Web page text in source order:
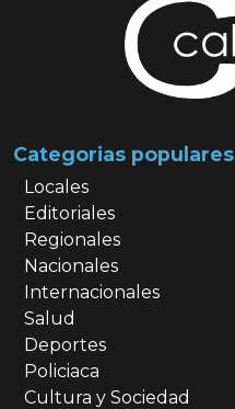
Categorias populares
Locales
Editoriales
Regionales
Nacionales
Internacionales
Salud
Deportes
Policiaca
Cultura y Sociedad